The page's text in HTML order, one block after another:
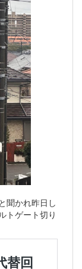
聞かれ昨日し
トゲート切り